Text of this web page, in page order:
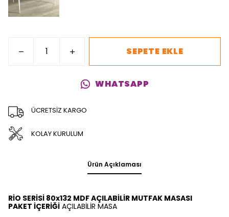
SEPETE EKLE
WHATSAPP
ÜCRETSİZ KARGO
KOLAY KURULUM
Ürün Açıklaması
RİO SERİSİ 80x132 MDF AÇILABİLİR MUTFAK MASASI
PAKET İÇERİĞİ AÇILABİLİR MASA